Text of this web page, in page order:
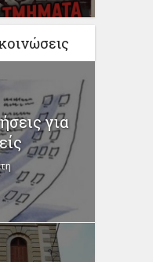
για